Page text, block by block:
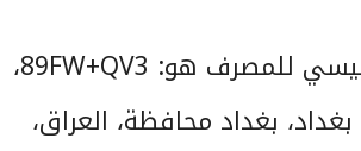
عنوان الفرع الرئيسي للمصرف هو: 89FW+QV3،
بغداد محافظة، العراق،